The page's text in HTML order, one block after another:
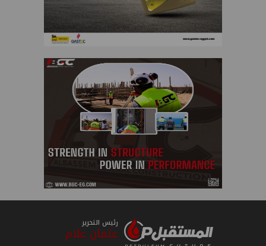
رئيس التحرير
عثمان علام